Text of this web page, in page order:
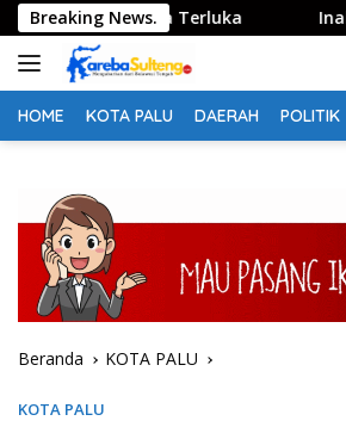
Langsung
ke
konten
Breaking News.
Warga Terluka Inalilahi !
HOME KOTA PALU DAERAH POLITIK
Beranda KOTA PALU
KOTA PALU